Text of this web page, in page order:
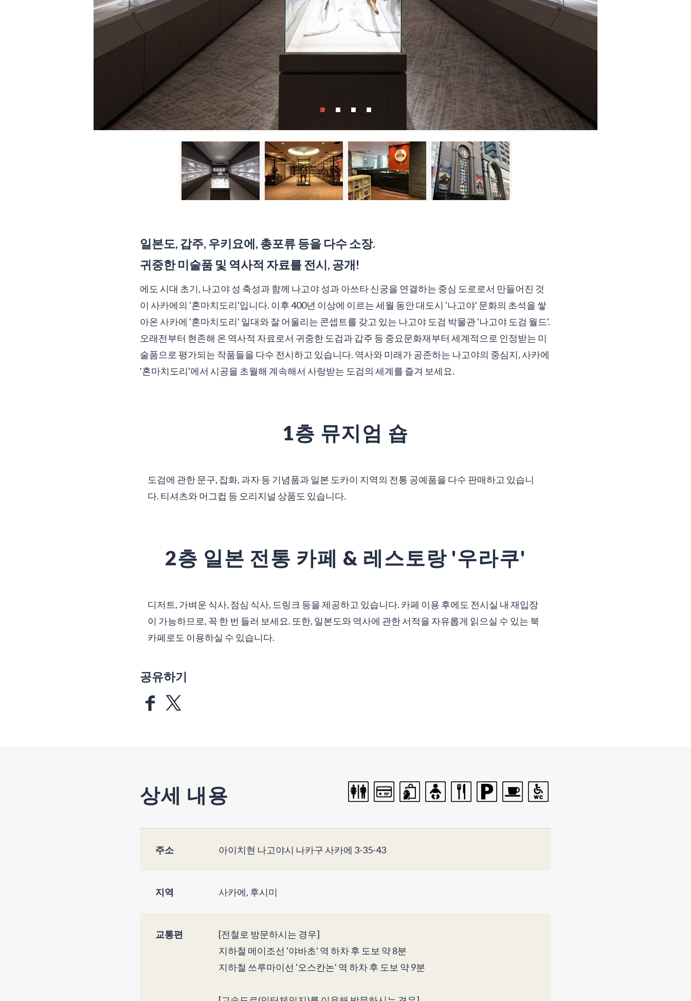
일본도, 갑주, 우키요에, 총포류 등을 다수 소장.
귀중한 미술품 및 역사적 자료를 전시, 공개!
에도 시대 초기, 나고야 성 축성과 함께 나고야 성과 아쓰타 신궁을 연결하는 중심 도로로서 만들어진 것
이 사카에의 '혼마치도리'입니다. 이후 400년 이상에 이르는 세월 동안 대도시 '나고야' 문화의 초석을 쌓
아온 사카에 '혼마치도리' 일대와 잘 어울리는 콘셉트를 갖고 있는 나고야 도검 박물관 '나고야 도검 월드'.
오래전부터 현존해 온 역사적 자료로서 귀중한 도검과 갑주 등 중요문화재부터 세계적으로 인정받는 미
술품으로 평가되는 작품들을 다수 전시하고 있습니다. 역사와 미래가 공존하는 나고야의 중심지, 사카에
'혼마치도리'에서 시공을 초월해 계속해서 사랑받는 도검의 세계를 즐겨 보세요.
1층 뮤지엄 숍
도검에 관한 문구, 잡화, 과자 등 기념품과 일본 도카이 지역의 전통 공예품을 다수 판매하고 있습니
다. 티셔츠와 머그컵 등 오리지널 상품도 있습니다.
2층 일본 전통 카페 & 레스토랑 '우라쿠'
디저트, 가벼운 식사, 점심 식사, 드링크 등을 제공하고 있습니다. 카페 이용 후에도 전시실 내 재입장
이 가능하므로, 꼭 한 번 들러 보세요. 또한, 일본도와 역사에 관한 서적을 자유롭게 읽으실 수 있는 북
카페로도 이용하실 수 있습니다.
공유하기
상세 내용
주소 아이치현 나고야시 나카구 사카에 3-35-43
지역 사카에, 후시미
교통편
[전철로 방문하시는 경우]
지하철 메이조선 '야바초' 역 하차 후 도보 약 8분
지하철 쓰루마이선 '오스칸논' 역 하차 후 도보 약 9분